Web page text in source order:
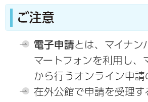
ご注意
電子申請とは、マイナン
マートフォンを利用し、
から行うオンライン申請
在外公館で申請を受理す